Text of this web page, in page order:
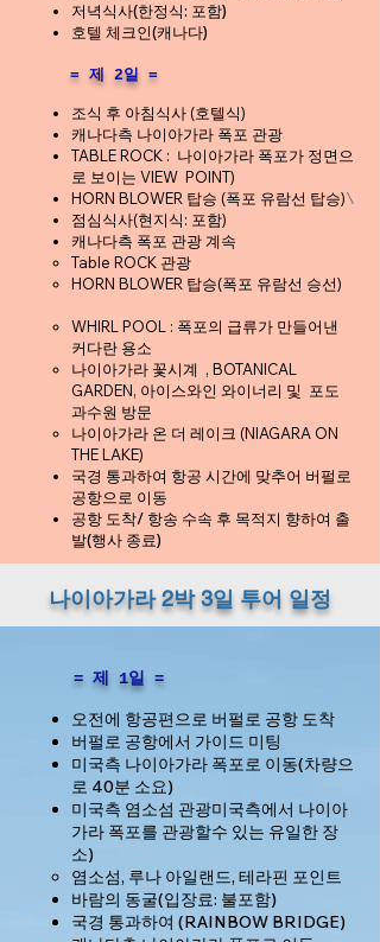
저녁식사(한정식: 포함)
호텔 체크인(캐나다)
​= 제 2일 =
조식 후 아침식사 (호텔식)
캐나다측 나이아가라 폭포 관광
TABLE ROCK : 나이아가라 폭포가 정면으
로 보이는 VIEW POINT)
HORN BLOWER 탑승 (폭포 유람선 탑승)\
점심식사(현지식: 포함)
캐나다측 폭포 관광 계속
Table ROCK 관광
HORN BLOWER 탑승(폭포 유람선 승선)
WHIRL POOL : 폭포의 급류가 만들어낸
커다란 용소
나이아가라 꽃시계 , BOTANICAL
GARDEN, 아이스와인 와이너리 및 포도
과수원 방문
나이아가라 온 더 레이크 (NIAGARA ON
THE LAKE)
국경 통과하여 항공 시간에 맞추어 버펄로
공항으로 이동
공항 도착/ 항송 수속 후 목적지 향하여 출
발(행사 종료)
​나이아가라 2박 3일 투어 일정
​ = 제 1일 =
오전에 항공편으로 버펄로 공항 도착
버펄로 공항에서 가이드 미팅
미국측 나이아가라 폭포로 이동(차량으
로 40분 소요)
미국측 염소섬 관광미국측에서 나이아
가라 폭포를 관광할수 있는 유일한 장
소)
염소섬, 루나 아일랜드, 테라핀 포인트
바람의 동굴(입장료: 불포함)
국경 통과하여 (RAINBOW BRIDGE)